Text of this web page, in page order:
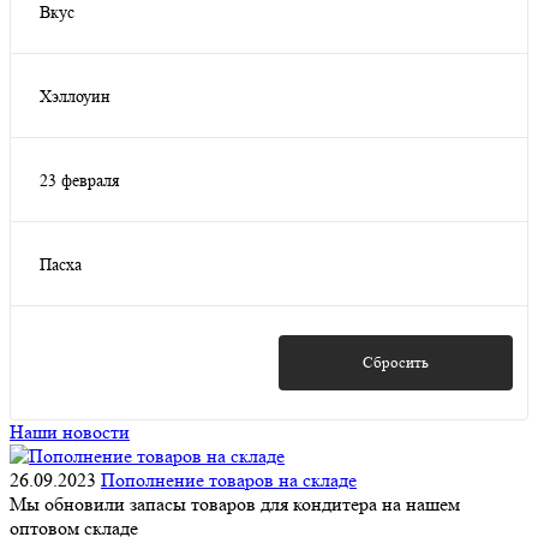
Вкус
Хэллоуин
23 февраля
Пасха
Сбросить
Наши новости
26.09.2023 Пополнение товаров на складе
Мы обновили запасы товаров для кондитера на нашем
оптовом складе